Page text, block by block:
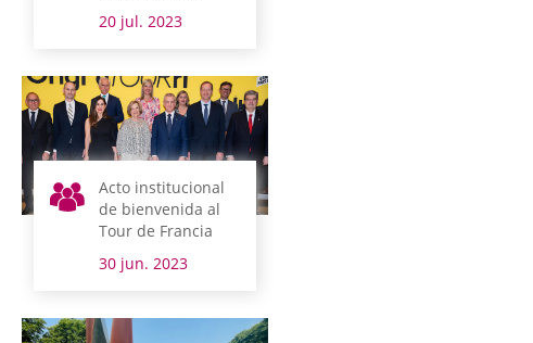
20 jul. 2023
Acto institucional
de bienvenida al
Tour de Francia
30 jun. 2023